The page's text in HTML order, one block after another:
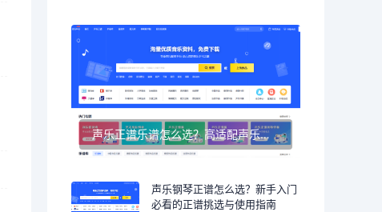
声乐正谱乐谱怎么选？高适配声乐正谱钢琴伴奏资源推荐
声乐钢琴正谱怎么选？新手入门
必看的正谱挑选与使用指南